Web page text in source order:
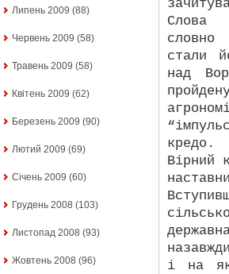
Липень 2009 (88)
Червень 2009 (58)
Травень 2009 (58)
Квітень 2009 (62)
Березень 2009 (90)
Лютий 2009 (69)
Січень 2009 (60)
Грудень 2008 (103)
Листопад 2008 (93)
Жовтень 2008 (96)
Слова
стали
над
кредо.
Вірний
і на